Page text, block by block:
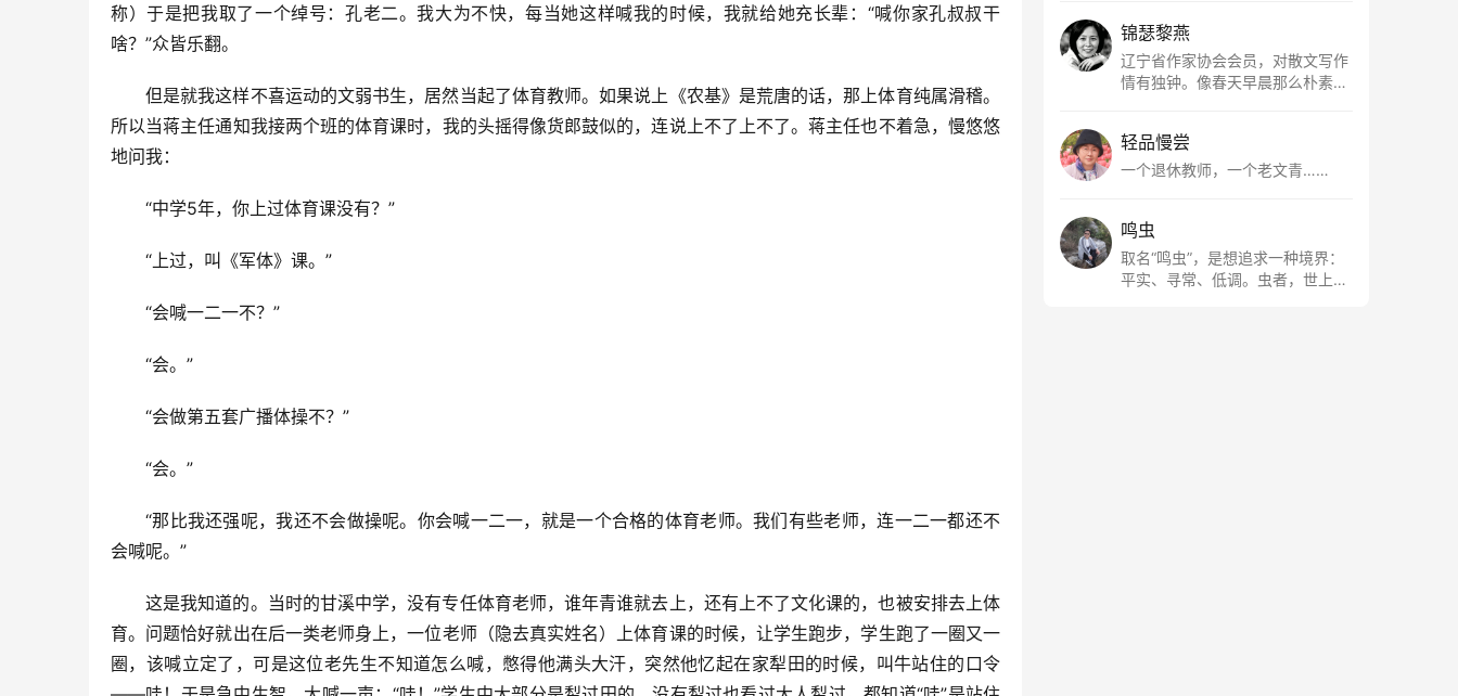
称）于是把我取了一个绰号：孔老二。我大为不快，每当她这样喊我的时候，我就给她充长辈：“喊你家孔叔叔干
啥？”众皆乐翻。
但是就我这样不喜运动的文弱书生，居然当起了体育教师。如果说上《农基》是荒唐的话，那上体育纯属滑稽。
所以当蒋主任通知我接两个班的体育课时，我的头摇得像货郎鼓似的，连说上不了上不了。蒋主任也不着急，慢悠悠
地问我：
“中学5年，你上过体育课没有？”
“上过，叫《军体》课。”
“会喊一二一不？”
“会。”
“会做第五套广播体操不？”
“会。”
“那比我还强呢，我还不会做操呢。你会喊一二一，就是一个合格的体育老师。我们有些老师，连一二一都还不
会喊呢。”
这是我知道的。当时的甘溪中学，没有专任体育老师，谁年青谁就去上，还有上不了文化课的，也被安排去上体
育。问题恰好就出在后一类老师身上，一位老师（隐去真实姓名）上体育课的时候，让学生跑步，学生跑了一圈又一
圈，该喊立定了，可是这位老先生不知道怎么喊，憋得他满头大汗，突然他忆起在家犁田的时候，叫牛站住的口令
根所在，我用文字慢慢认识你、慢
慢熟悉你。
锦瑟黎燕
辽宁省作家协会会员，对散文写作
情有独钟。像春天早晨那么朴素，
轻品慢尝
一个退休教师，一个老文青……
鸣虫
取名“鸣虫”，是想追求一种境界：
平实、寻常、低调。虫者，世上最